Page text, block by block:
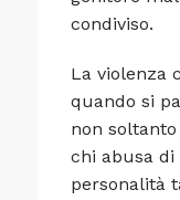
condiviso.
La violenza
quando si
non
chi abusa
personalità